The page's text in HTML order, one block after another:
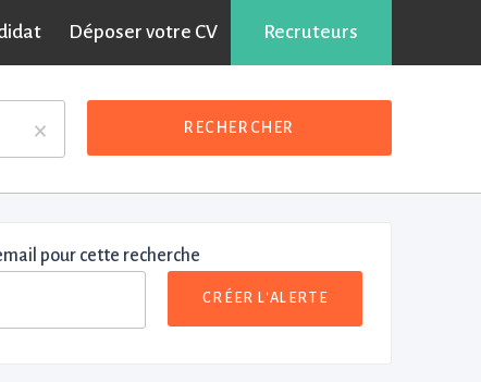
Déposer votre CV Recruteurs
× RECHERCHER
pour cette recherche
CRÉER L'ALERTE